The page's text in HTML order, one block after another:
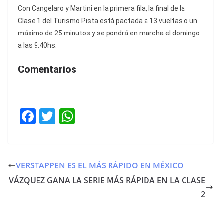
Con Cangelaro y Martini en la primera fila, la final de la
Clase 1 del Turismo Pista está pactada a 13 vueltas o un
máximo de 25 minutos y se pondrá en marcha el domingo
a las 9:40hs.
Comentarios
F
e
b
T
er s
A
VERSTAPPEN ES EL MÁS RÁPIDO EN MÉXICO
VÁZQUEZ GANA LA SERIE MÁS RÁPIDA EN LA CLASE
2